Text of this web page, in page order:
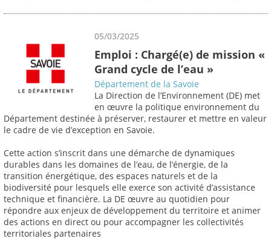
05/03/2025
Emploi : Chargé(e) de mission «
Grand cycle de l’eau »
Département de la Savoie
La Direction de l’Environnement (DE) met
en œuvre la politique environnement du
Département destinée à préserver, restaurer et mettre en valeur
le cadre de vie d’exception en Savoie.
Cette action s’inscrit dans une démarche de dynamiques
durables dans les domaines de l’eau, de l’énergie, de la
transition énergétique, des espaces naturels et de la
biodiversité pour lesquels elle exerce son activité d’assistance
technique et financière. La DE œuvre au quotidien pour
répondre aux enjeux de développement du territoire et animer
des actions en direct ou pour accompagner les collectivités
territoriales partenaires